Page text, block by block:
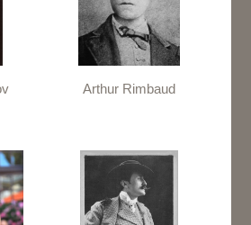
Arthur Rimbaud